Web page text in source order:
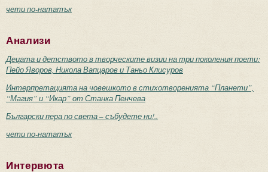
чети по-нататък
Анализи
Децата и детството в творческите визии на три поколения поети:
Пейо Яворов, Никола Вапцаров и Таньо Клисуров
Интерпретацията на човешкото в стихотворенията “Планети”,
“Магия” и “Икар” от Станка Пенчева
Български пера по света – събудете ни!..
чети по-нататък
Интервюта